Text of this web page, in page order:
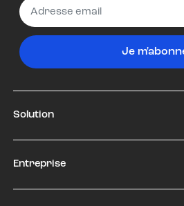
Je
Solution
Entreprise